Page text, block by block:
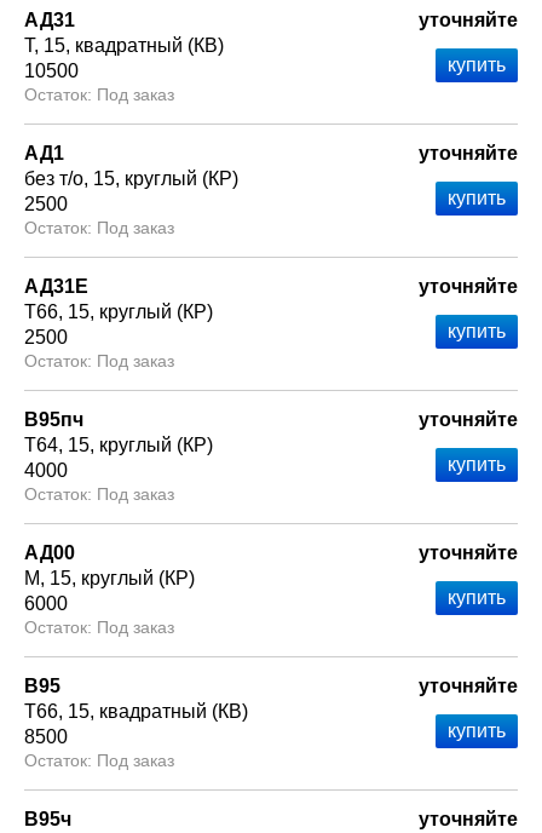
АД31
Т 15 квадратный (КВ)
10500
Под заказ
уточняйте
АД1
без т/о 15 круглый (КР)
2500
Под заказ
уточняйте
АД31Е
Т66 15 круглый (КР)
2500
Под заказ
уточняйте
В95пч
Т64 15 круглый (КР)
4000
Под заказ
уточняйте
АД00
М
15 круглый (КР)
6000
Под заказ
уточняйте
В95
Т66 15 квадратный (КВ)
8500
Под заказ
уточняйте
В95ч
уточняйте